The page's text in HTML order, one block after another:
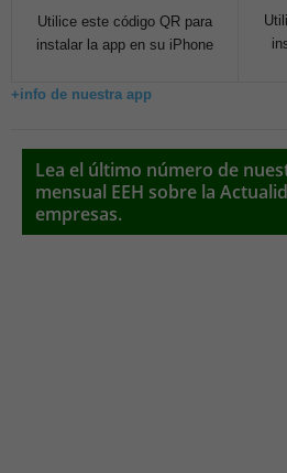
Utilice este código QR para
instalar la app en su iPhone
+info de nuestra app
Lea el último número de
mensual EEH sobre la
empresas.